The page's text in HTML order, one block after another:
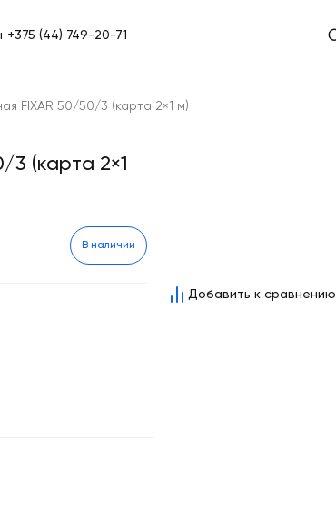
+375 (44) 749-20-71
FIXAR 50/50/3 (карта 2×1 м)
(карта 2×1
В наличии
Добавить к сравнению